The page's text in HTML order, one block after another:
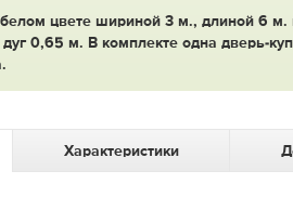
цвете шириной 3 м., длиной 6 м.
0,65 м. В комплекте одна дверь-
Характеристики